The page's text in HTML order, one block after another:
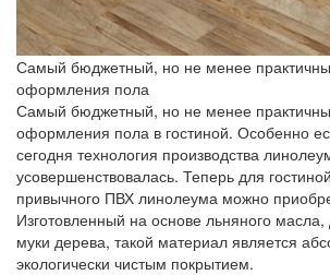
Самый бюджетный, но не менее
оформления пола
Самый бюджетный, но не менее
оформления пола в гостиной. Особенно
сегодня технология производства
усовершенствовалась. Теперь для
привычного ПВХ линолеума можно
Изготовленный на основе льняного
муки дерева, такой материал является
экологически чистым покрытием.